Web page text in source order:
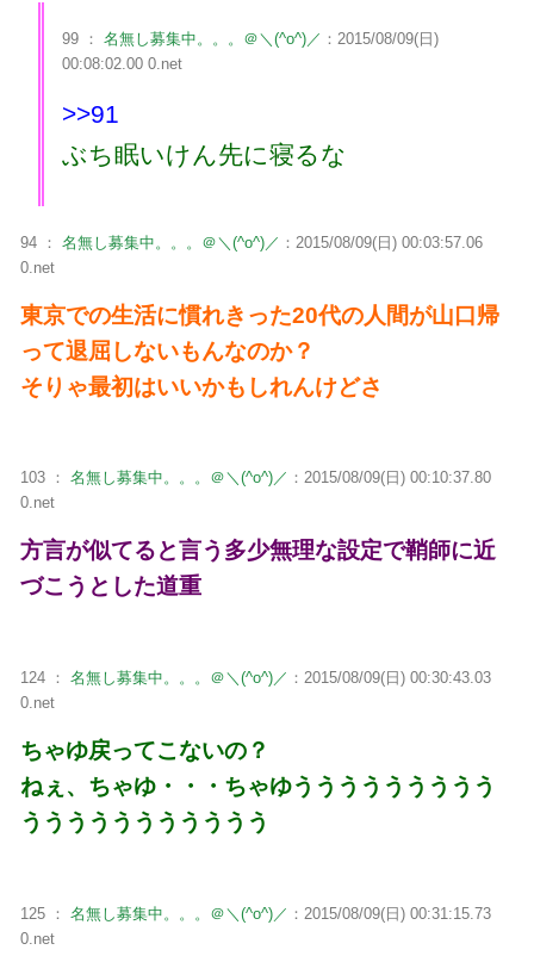
99 ： 名無し募集中。。。＠＼(^o^)／ ：2015/08/09(日)
00:08:02.00 0.net
>>91
ぶち眠いけん先に寝るな
94 ： 名無し募集中。。。＠＼(^o^)／ ：2015/08/09(日) 00:03:57.06
0.net
東京での生活に慣れきった20代の人間が山口帰
って退屈しないもんなのか？
そりゃ最初はいいかもしれんけどさ
103 ： 名無し募集中。。。＠＼(^o^)／ ：2015/08/09(日) 00:10:37.80
0.net
方言が似てると言う多少無理な設定で鞘師に近
づこうとした道重
124 ： 名無し募集中。。。＠＼(^o^)／ ：2015/08/09(日) 00:30:43.03
0.net
ちゃゆ戻ってこないの？
ねぇ、ちゃゆ・・・ちゃゆううううううううう
ううううううううううう
125 ： 名無し募集中。。。＠＼(^o^)／ ：2015/08/09(日) 00:31:15.73
0.net